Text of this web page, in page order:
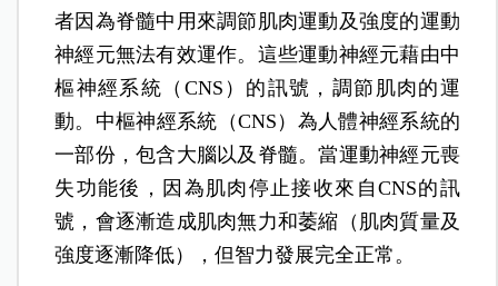
者因為脊髓中用來調節肌肉運動及強度的運動
神經元無法有效運作。這些運動神經元藉由中
樞神經系統（CNS）的訊號，調節肌肉的運
動。中樞神經系統（CNS）為人體神經系統的
一部份，包含大腦以及脊髓。當運動神經元喪
失功能後，因為肌肉停止接收來自CNS的訊
號，會逐漸造成肌肉無力和萎縮（肌肉質量及
強度逐漸降低），但智力發展完全正常。